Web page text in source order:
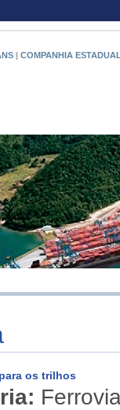
| COMPANHIA
os trilhos